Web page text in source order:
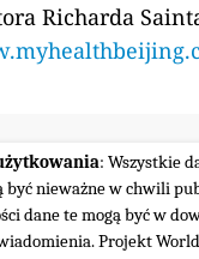
Richarda
: Wszystkie
być nieważne w chwili
dane te mogą być w
Projekt